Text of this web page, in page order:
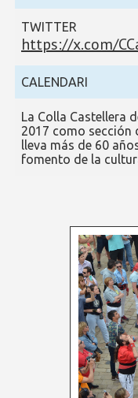
TWITTER
https://x.com/
CALENDARI
La Colla Castellera
2017 como sección
lleva más de 60
fomento de la